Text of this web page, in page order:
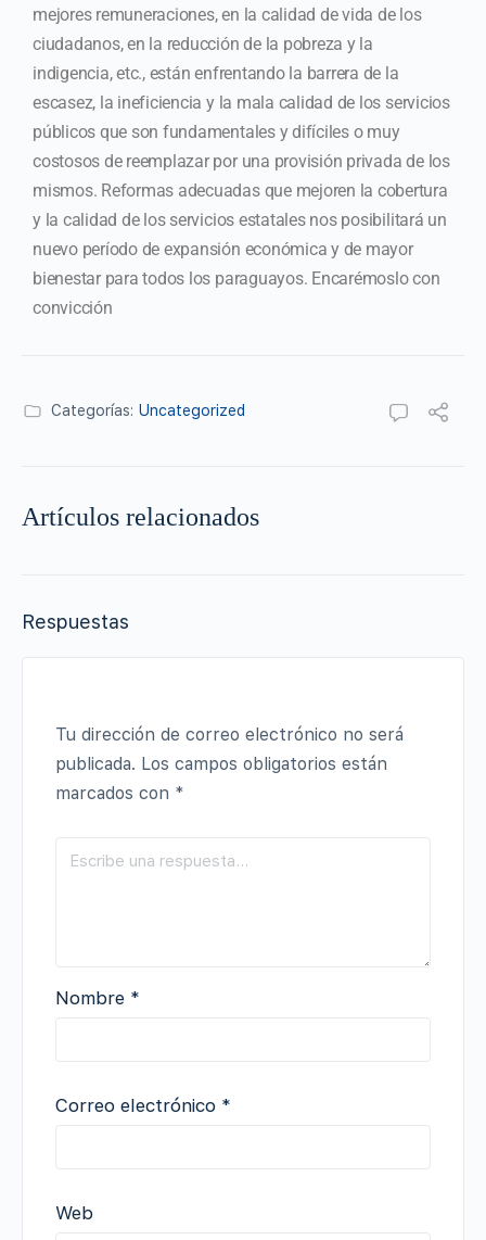
mejores remuneraciones, en la calidad de vida de los
ciudadanos, en la reducción de la pobreza y la
indigencia, etc., están enfrentando la barrera de la
escasez, la ineficiencia y la mala calidad de los servicios
públicos que son fundamentales y difíciles o muy
costosos de reemplazar por una provisión privada de los
mismos. Reformas adecuadas que mejoren la cobertura
y la calidad de los servicios estatales nos posibilitará un
nuevo período de expansión económica y de mayor
bienestar para todos los paraguayos. Encarémoslo con
convicción
Categorías: Uncategorized
Artículos relacionados
Respuestas
Tu dirección de correo electrónico no será
publicada. Los campos obligatorios están
marcados con *
Nombre *
Correo electrónico *
Web